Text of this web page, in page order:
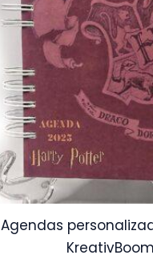
Agendas
KreativBoom